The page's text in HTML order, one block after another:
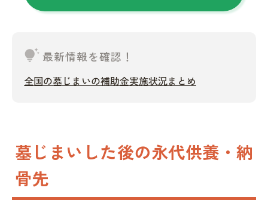
tips_and_updates 最新情報を確認！
全国の墓じまいの補助金実施状況まとめ
墓じまいした後の永代供養・納
骨先